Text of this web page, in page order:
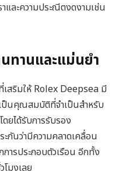
และความประณีตงดงามเช่น
ทานและแม่นยำ
เสริมให้ Rolex Deepsea มี
ป็นคุณสมบัติที่จำเป็นสำหรับ
ยได้รับการรับรอง
ะกันว่ามีความคลาดเคลื่อน
ารประกอบตัวเรือน อีกทั้ง
มงเลย